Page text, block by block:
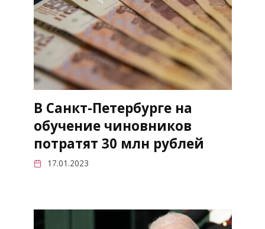
В Санкт-Петербурге на
обучение чиновников
потратят 30 млн рублей
17.01.2023